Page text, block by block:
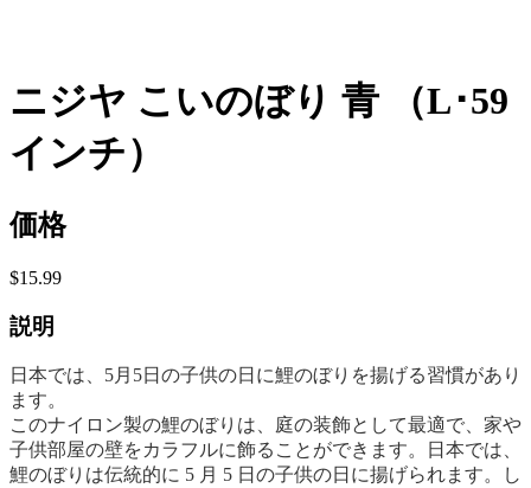
ニジヤ こいのぼり 青 （L･59
インチ）
価格
$15.99
説明
日本では、5月5日の子供の日に鯉のぼりを揚げる習慣があり
ます。
このナイロン製の鯉のぼりは、庭の装飾として最適で、家や
子供部屋の壁をカラフルに飾ることができます。日本では、
鯉のぼりは伝統的に 5 月 5 日の子供の日に揚げられます。し